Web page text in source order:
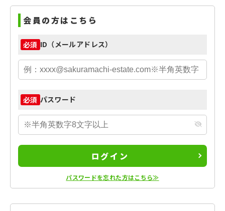
会員の方はこちら
必須 ID（メールアドレス）
必須 パスワード
ログイン
パスワードを忘れた方はこちら≫